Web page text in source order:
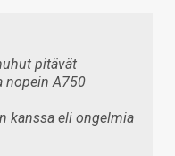
pitävät
nopein A750
kanssa eli ongelmia